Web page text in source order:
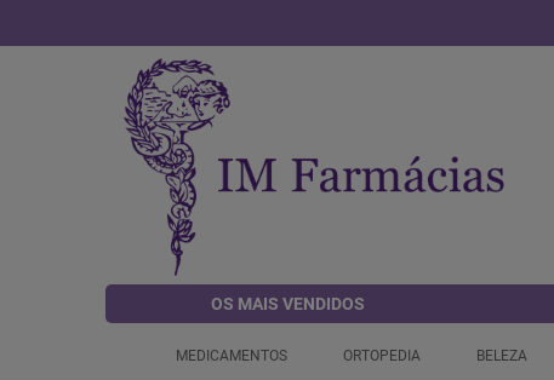
OS MAIS VENDIDOS
MEDICAMENTOS ORTOPEDIA BELEZA